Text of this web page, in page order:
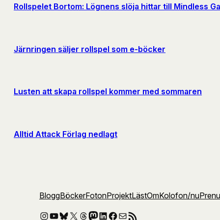
Rollspelet Bortom: Lögnens slöja hittar till Mindless
Järnringen säljer rollspel som e-böcker
Lusten att skapa rollspel kommer med sommaren
Alltid Attack Förlag nedlagt
BloggBöckerFotonProjektLästOmKolofon/nu
Instagram
YouTube
Bluesky
X Threads
Mastodon
LinkedIn
Facebook
E-postRSS-flöde